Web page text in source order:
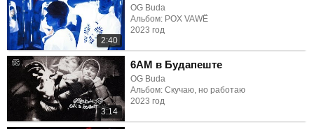
2:40
OG Buda
Альбом: POX VAWË
2023 год
3:14
6AM в Будапеште
OG Buda
Альбом: Скучаю, но работаю
2023 год